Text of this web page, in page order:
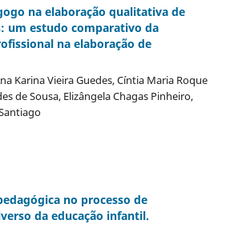
na elaboração qualitativa de
um estudo comparativo da
na elaboração de
Karina Vieira Guedes, Cíntia Maria Roque
de Sousa, Elizângela Chagas Pinheiro,
no processo de
da educação infantil.